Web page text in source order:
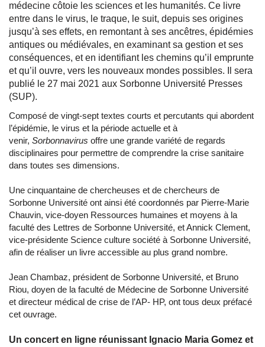
médecine côtoie les sciences et les humanités. Ce livre
entre dans le virus, le traque, le suit, depuis ses origines
jusqu’à ses effets, en remontant à ses ancêtres, épidémies
antiques ou médiévales, en examinant sa gestion et ses
conséquences, et en identifiant les chemins qu’il emprunte
et qu’il ouvre, vers les nouveaux mondes possibles. Il sera
publié le 27 mai 2021 aux Sorbonne Université Presses
(SUP).
Composé de vingt-sept textes courts et percutants qui abordent
l’épidémie, le virus et la période actuelle et à
venir, Sorbonnavirus offre une grande variété de regards
disciplinaires pour permettre de comprendre la crise sanitaire
dans toutes ses dimensions.
Une cinquantaine de chercheuses et de chercheurs de
Sorbonne Université ont ainsi été coordonnés par Pierre-Marie
Chauvin, vice-doyen Ressources humaines et moyens à la
faculté des Lettres de Sorbonne Université, et Annick Clement,
vice-présidente Science culture société à Sorbonne Université,
afin de réaliser un livre accessible au plus grand nombre.
Jean Chambaz, président de Sorbonne Université, et Bruno
Riou, doyen de la faculté de Médecine de Sorbonne Université
et directeur médical de crise de l’AP- HP, ont tous deux préfacé
cet ouvrage.
Un concert en ligne réunissant Ignacio Maria Gomez et